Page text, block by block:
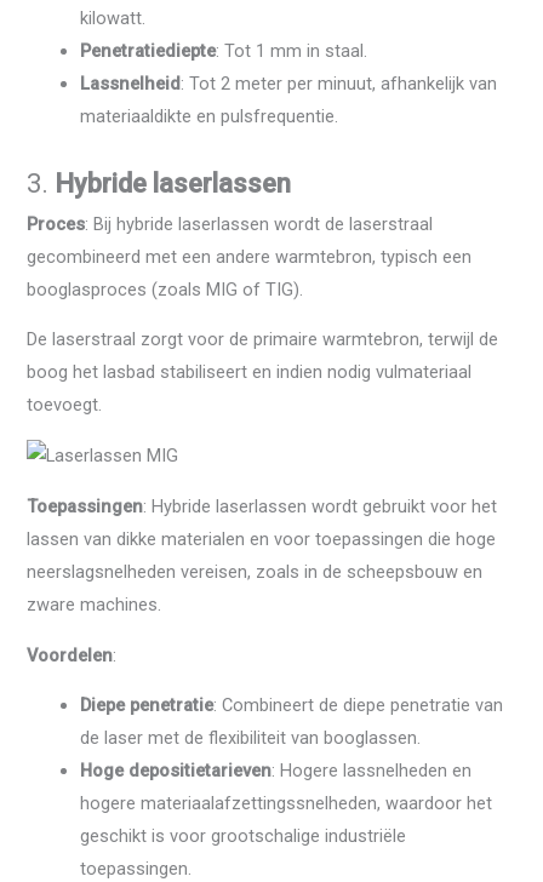
kilowatt.
Penetratiediepte: Tot 1 mm in staal.
Lassnelheid: Tot 2 meter per minuut, afhankelijk van
materiaaldikte en pulsfrequentie.
3. Hybride laserlassen
Proces: Bij hybride laserlassen wordt de laserstraal
gecombineerd met een andere warmtebron, typisch een
booglasproces (zoals MIG of TIG).
De laserstraal zorgt voor de primaire warmtebron, terwijl de
boog het lasbad stabiliseert en indien nodig vulmateriaal
toevoegt.
Toepassingen: Hybride laserlassen wordt gebruikt voor het
lassen van dikke materialen en voor toepassingen die hoge
neerslagsnelheden vereisen, zoals in de scheepsbouw en
zware machines.
Voordelen:
Diepe penetratie: Combineert de diepe penetratie van
de laser met de flexibiliteit van booglassen.
Hoge depositietarieven: Hogere lassnelheden en
hogere materiaalafzettingssnelheden, waardoor het
geschikt is voor grootschalige industriële
toepassingen.